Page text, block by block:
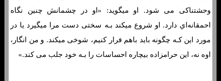
وحشتناکی می شود. او میگوید: «او در چشمانش چنین نگاه
احمقانه‌اي دارد. او شروع میکند بـه سختی دست مرا میگیرد یا در
مورد این کـه چگونه باید باهم فرار کنیم، شوخی میکند. و من انگار،
اوه نه، این حرامزاده بیچاره احساسات را بـه خود جلب می کند.»